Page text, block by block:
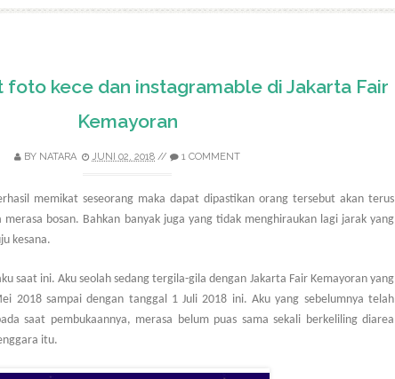
foto kece dan instagramable di Jakarta Fair
Kemayoran
BY NATARA JUNI 02, 2018 // 1 COMMENT
memikat seseorang maka dapat dipastikan orang tersebut akan terus
bosan. Bahkan banyak juga yang tidak menghiraukan lagi jarak yang
kesana.
saat ini. Aku seolah sedang tergila-gila dengan Jakarta Fair Kemayoran yang
2018 sampai dengan tanggal 1 Juli 2018 ini. Aku yang sebelumnya telah
saat pembukaannya, merasa belum puas sama sekali berkeliling diarea
itu.